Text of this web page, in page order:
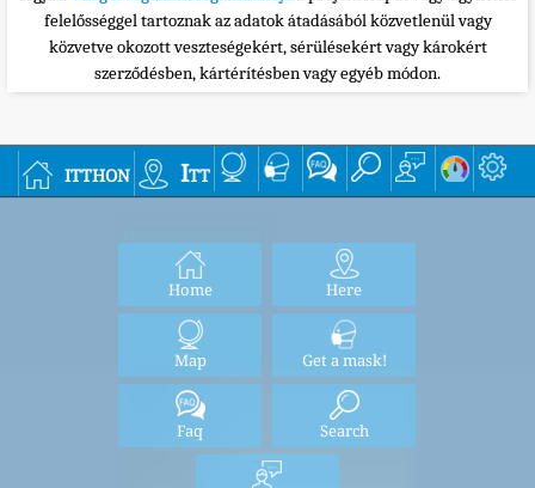
felelősséggel tartoznak az adatok átadásából közvetlenül vagy
közvetve okozott veszteségekért, sérülésekért vagy károkért
szerződésben, kártérítésben vagy egyéb módon.
itthon Itt
Home Here
Map Get a mask!
Faq Search